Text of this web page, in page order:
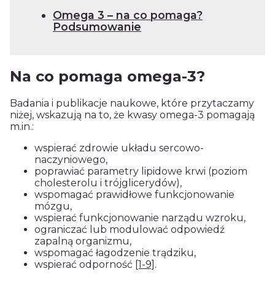
Omega 3 – na co pomaga?
Podsumowanie
Na co pomaga omega-3?
Badania i publikacje naukowe, które przytaczamy
niżej, wskazują na to, że kwasy omega-3 pomagają
m.in.:
wspierać zdrowie układu sercowo-
naczyniowego,
poprawiać parametry lipidowe krwi (poziom
cholesterolu i trójglicerydów),
wspomagać prawidłowe funkcjonowanie
mózgu,
wspierać funkcjonowanie narządu wzroku,
ograniczać lub modulować odpowiedź
zapalną organizmu,
wspomagać łagodzenie trądziku,
wspierać odporność [1-9] .